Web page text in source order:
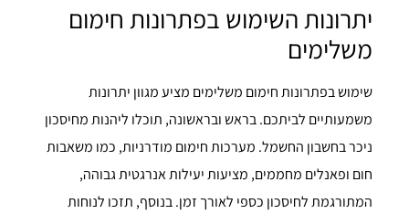
יתרונות השימוש בפתרונות חימום
משלימים
שימוש בפתרונות חימום משלימים מציע מגוון יתרונות
משמעותיים לביתכם. בראש ובראשונה, תוכלו ליהנות מחיסכון
ניכר בחשבון החשמל. מערכות חימום מודרניות, כמו משאבות
חום ופאנלים מחממים, מציעות יעילות אנרגטית גבוהה,
המתורגמת לחיסכון כספי לאורך זמן. בנוסף, תזכו לנוחות